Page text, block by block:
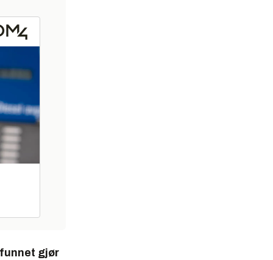
gjør